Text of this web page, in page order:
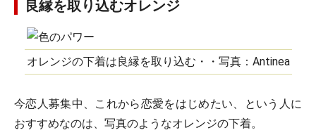
良縁を取り込むオレンジ
オレンジの下着は良縁を取り込む・・写真：Antinea
今恋人募集中、これから恋愛をはじめたい、という人に
おすすめなのは、写真のようなオレンジの下着。